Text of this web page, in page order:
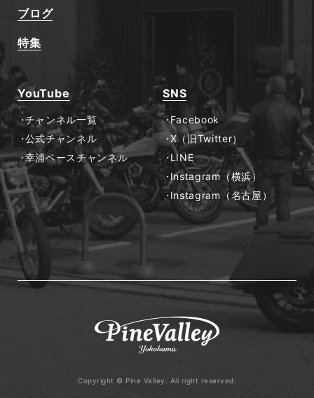
ブログ
特集
YouTube
チャンネル一覧
公式チャンネル
幸浦ベースチャンネル
SNS
Facebook
X（旧Twitter）
LINE
Instagram（横浜）
Instagram（名古屋）
Copyright © Pine Valley. All right reserved.